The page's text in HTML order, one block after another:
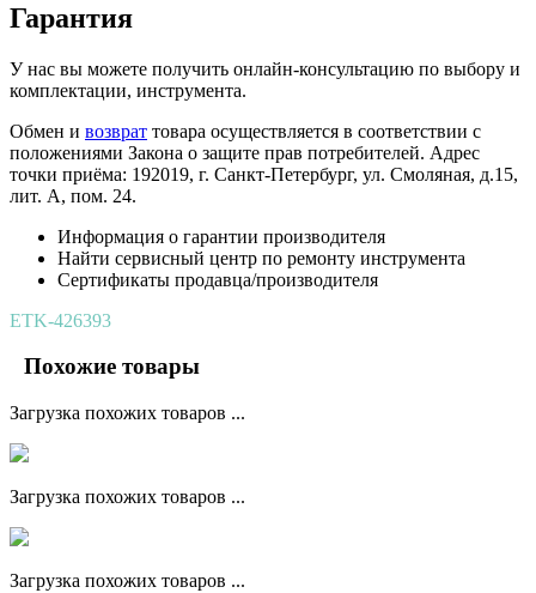
Гарантия
У нас вы можете получить онлайн-консультацию по выбору и
комплектации, инструмента.
Обмен и возврат товара осуществляется в соответствии с
положениями Закона о защите прав потребителей. Адрес
точки приёма: 192019, г. Санкт-Петербург, ул. Смоляная, д.15,
лит. А, пом. 24.
Информация о гарантии производителя
Найти сервисный центр по ремонту инструмента
Сертификаты продавца/производителя
ETK-426393
Похожие товары
Загрузка похожих товаров ...
Загрузка похожих товаров ...
Загрузка похожих товаров ...